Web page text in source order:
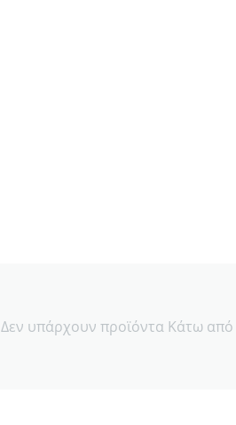
Δεν υπάρχουν προϊόντα Κάτω